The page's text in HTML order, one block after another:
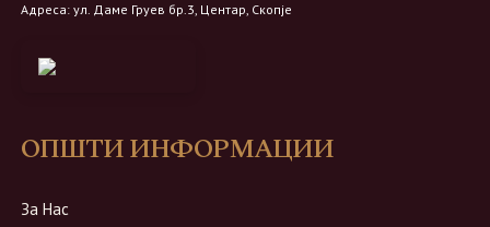
Адреса: ул. Даме Груев бр.3, Центар, Скопје
ОПШТИ ИНФОРМАЦИИ
За Нас